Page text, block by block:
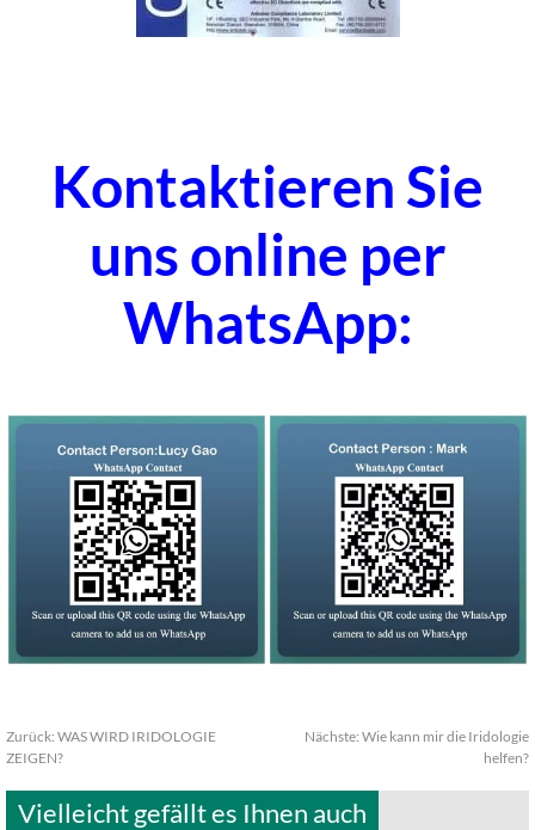
Kontaktieren Sie
uns online per
WhatsApp:
Zurück: WAS WIRD IRIDOLOGIE
ZEIGEN?
Nächste: Wie kann mir die Iridologie
helfen?
Vielleicht gefällt es Ihnen auch